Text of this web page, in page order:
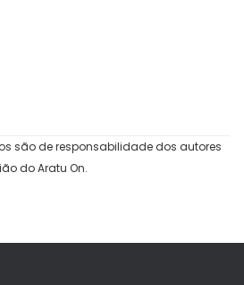
são de responsabilidade dos autores
do Aratu On.